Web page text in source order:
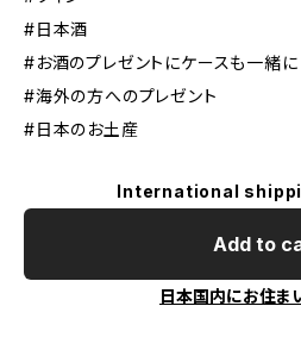
#日本酒
#お酒のプレゼントにケースも一緒に
#海外の方へのプレゼント
#日本のお土産
International
Add to
日本国内にお住ま